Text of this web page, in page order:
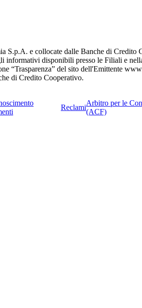
S.p.A. e collocate dalle Banche di
disponibili presso le Filiali e
“Trasparenza” del sito dell'Emittente
di Credito Cooperativo.
Reclami
Arbitro per le
(ACF)